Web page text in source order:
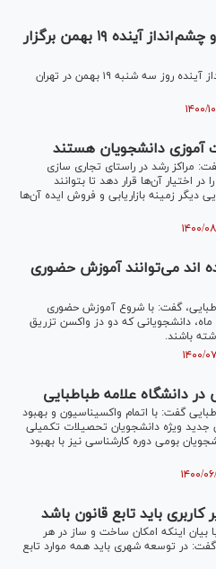
همایش تحولات افغانستان و چشم‌انداز آینده ۱۹ بهمن برگزار
همایش تحولات افغانستان و چشم‌انداز آینده روز سه شنبه ۱۹ بهمن در تهران
آموزی دانشجویان هستند
مراکز رشد در راستای تجاری سازی
اختیار آن‌ها قرار دهد تا بتوانند
دیگر زمینه بازاریابی و فروش ایده آن‌ها
اند می‌توانند آموزش حضوری
گفت‌: با شروع آموزش حضوری
دانشجویانی که دو دز واکسن تزریق
باشند.
دانشگاه علامه طباطبایی
گفت: با اتمام واکسیناسیون و بهبود
ویژه دانشجویان تحصیلات تکمیلی
بومی دوره کارشناسی نیز با بهبود
باید تابع قانون باشد
اینکه امکان ساخت و ساز در هر
در توسعه شهری باید همه موارد تابع